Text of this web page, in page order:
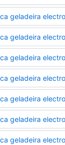
geladeira
geladeira
geladeira
geladeira
geladeira
geladeira
geladeira